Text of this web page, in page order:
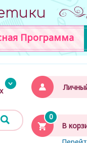
Программа
0
В